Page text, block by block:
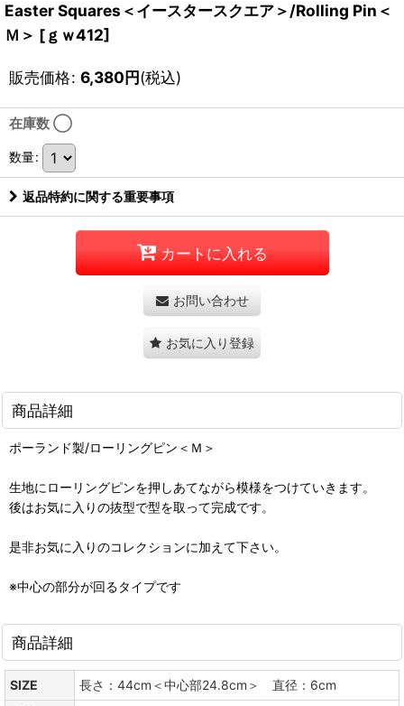
Easter Squares＜イースタースクエア＞/Rolling Pin＜
Ｍ＞ [ｇｗ412]
販売価格: 6,380円(税込)
在庫数 ◯
数量:
返品特約に関する重要事項
カートに入れる
お問い合わせ
お気に入り登録
商品詳細
ポーランド製/ローリングピン＜Ｍ＞
生地にローリングピンを押しあてながら模様をつけていきます。
後はお気に入りの抜型で型を取って完成です。
是非お気に入りのコレクションに加えて下さい。
※中心の部分が回るタイプです
商品詳細
SIZE
長さ：44cm＜中心部24.8cm＞ 直径：6cm